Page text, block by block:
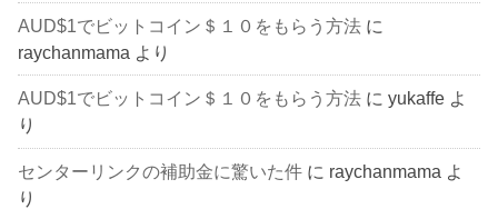
AUD$1でビットコイン＄１０をもらう方法 に
raychanmama より
AUD$1でビットコイン＄１０をもらう方法 にyukaffe よ
り
センターリンクの補助金に驚いた件 に raychanmama よ
り